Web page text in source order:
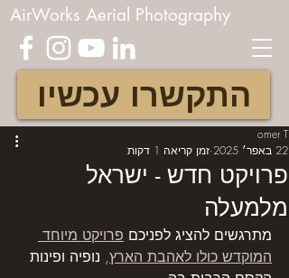
AirWorks Aerial Photography
התקשרו עכשיו
פרויקט חדש - ישראל
מלמעלה
omer T
22 באפר׳ 2025
זמן קריאה 1 דקות
מתרגשים להציג לפניכם פרויקט מיוחד
המוקדש כולו לאהבת הארץ, נופיה ופינות